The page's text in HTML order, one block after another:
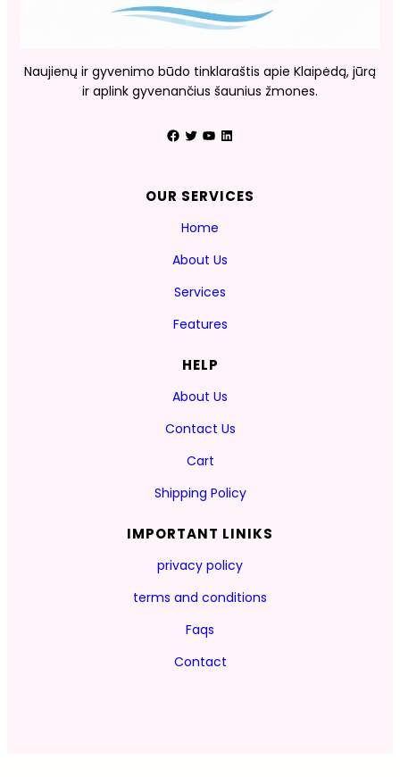
Naujienų ir gyvenimo būdo tinklaraštis apie Klaipėdą, jūrą
ir aplink gyvenančius šaunius žmones.
Facebook Twitter YouTube LinkedIn
OUR SERVICES
Home
About Us
Services
Features
HELP
About Us
Contact Us
Cart
Shipping Policy
IMPORTANT LINIKS
privacy policy
terms and conditions
Faqs
Contact